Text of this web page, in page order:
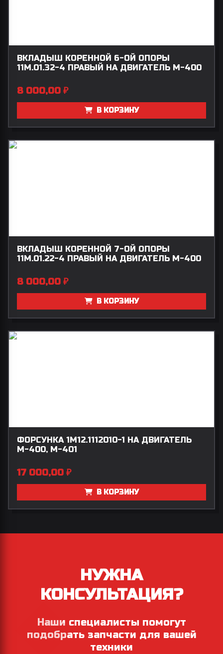
ВКЛАДЫШ КОРЕННОЙ 6-ОЙ ОПОРЫ
11М.01.32-4 ПРАВЫЙ НА ДВИГАТЕЛЬ М-400
8 000,00 ₽
В КОРЗИНУ
ВКЛАДЫШ КОРЕННОЙ 7-ОЙ ОПОРЫ
11М.01.22-4 ПРАВЫЙ НА ДВИГАТЕЛЬ М-400
8 000,00 ₽
В КОРЗИНУ
ФОРСУНКА 1М12.1112010-1 НА ДВИГАТЕЛЬ
М-400, М-401
17 000,00 ₽
В КОРЗИНУ
НУЖНА
КОНСУЛЬТАЦИЯ?
Наши специалисты помогут
подобрать запчасти для вашей
техники